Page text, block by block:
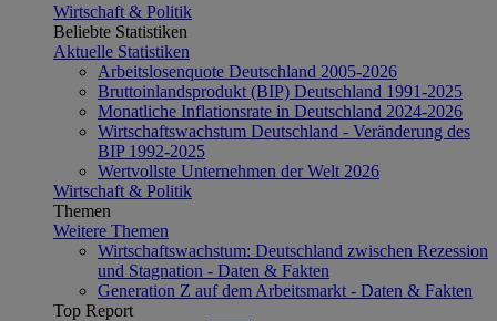
Wirtschaft & Politik
Beliebte Statistiken
Aktuelle Statistiken
Arbeitslosenquote Deutschland 2005-2026
Bruttoinlandsprodukt (BIP) Deutschland 1991-2025
Monatliche Inflationsrate in Deutschland 2024-2026
Wirtschaftswachstum Deutschland - Veränderung des
BIP 1992-2025
Wertvollste Unternehmen der Welt 2026
Wirtschaft & Politik
Themen
Weitere Themen
Wirtschaftswachstum: Deutschland zwischen Rezession
und Stagnation - Daten & Fakten
Generation Z auf dem Arbeitsmarkt - Daten & Fakten
Top Report